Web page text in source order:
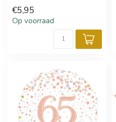
€5,95
Op voorraad